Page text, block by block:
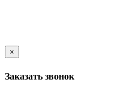
×
Заказать звонок